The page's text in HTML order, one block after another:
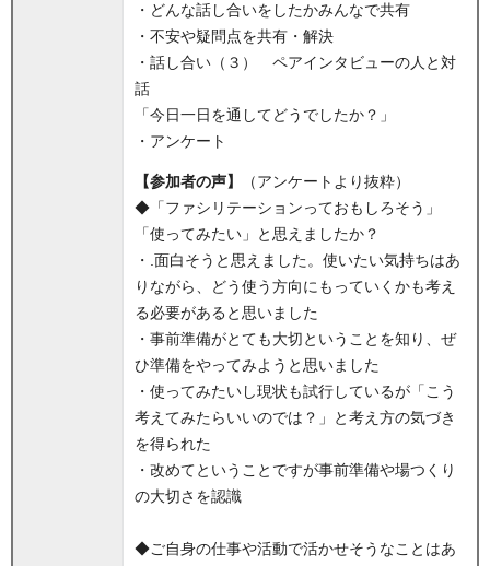
・どんな話し合いをしたかみんなで共有
・不安や疑問点を共有・解決
・話し合い（３） ペアインタビューの人と対
話
「今日一日を通してどうでしたか？」
・アンケート
【参加者の声】
（アンケートより抜粋）
◆「ファシリテーションっておもしろそう」
「使ってみたい」と思えましたか？
・.面白そうと思えました。使いたい気持ちはあ
りながら、どう使う方向にもっていくかも考え
る必要があると思いました
・事前準備がとても大切ということを知り、ぜ
ひ準備をやってみようと思いました
・使ってみたいし現状も試行しているが「こう
考えてみたらいいのでは？」と考え方の気づき
を得られた
・改めてということですが事前準備や場つくり
の大切さを認識
◆ご自身の仕事や活動で活かせそうなことはあ